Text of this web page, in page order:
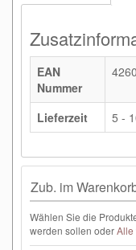
EAN
Nummer
Lieferzeit 5 -
Zub. im
Wählen Sie die
werden sollen oderAlle